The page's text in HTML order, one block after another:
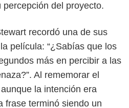
del proyecto.
recordó una de sus
película: “¿Sabías que los
más en percibir a las
Al rememorar el
la intención era
frase terminó siendo un
Max